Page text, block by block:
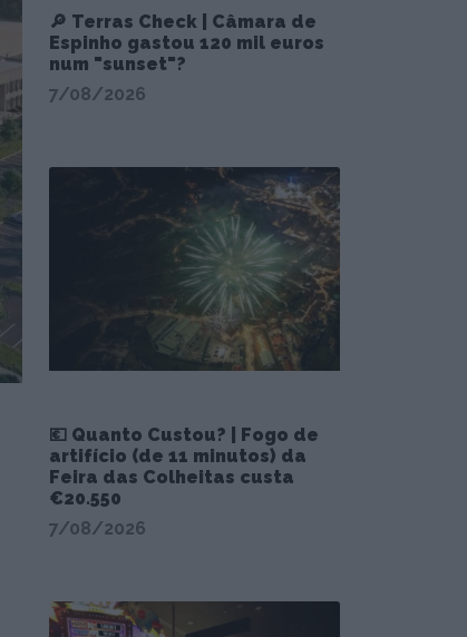
🔎 Terras Check | Câmara de
Espinho gastou 120 mil euros
num "sunset"?
7/08/2026
💶 Quanto Custou? | Fogo de
artifício (de 11 minutos) da
Feira das Colheitas custa
€20.550
7/08/2026